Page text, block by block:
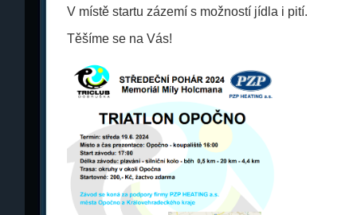
V místě startu zázemí s možností jídla i pití.
Těšíme se na Vás!